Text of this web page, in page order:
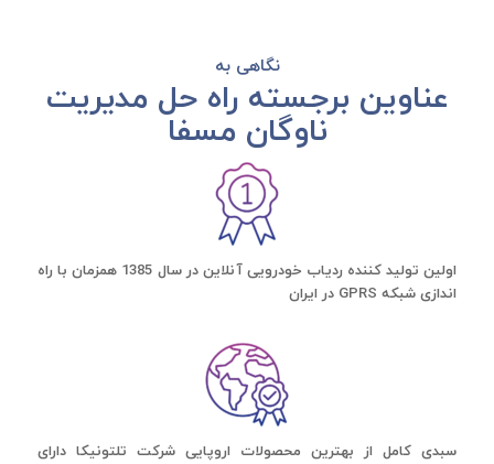
نگاهی به
عناوین برجسته راه حل مدیریت
ناوگان مسفا
اولین تولید کننده ردیاب خودرویی آنلاین در سال 1385 همزمان با راه
اندازی شبکه GPRS در ایران
سبدی کامل از بهترین محصولات اروپایی شرکت تلتونیکا دارای